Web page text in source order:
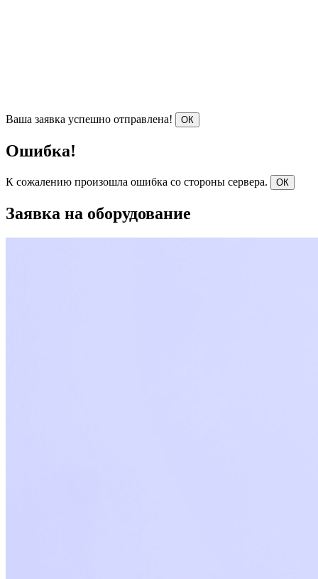
Ваша заявка успешно отправлена! ОК
Ошибка!
К сожалению произошла ошибка со стороны сервера. ОК
Заявка на оборудование